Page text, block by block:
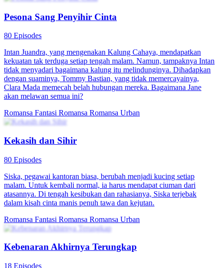
Pesona Sang Penyihir Cinta
80 Episodes
Intan Juandra, yang mengenakan Kalung Cahaya, mendapatkan
kekuatan tak terduga setiap tengah malam. Namun, tampaknya Intan
tidak menyadari bagaimana kalung itu melindunginya. Dihadapkan
dengan suaminya, Tommy Bastian, yang tidak memercayainya,
Clara Mada memecah belah hubungan mereka. Bagaimana Jane
akan melawan semua ini?
Romansa Fantasi Romansa Romansa Urban
Kekasih dan Sihir
80 Episodes
Siska, pegawai kantoran biasa, berubah menjadi kucing setiap
malam. Untuk kembali normal, ia harus mendapat ciuman dari
atasannya. Di tengah kesibukan dan rahasianya, Siska terjebak
dalam kisah cinta manis penuh tawa dan kejutan.
Romansa Fantasi Romansa Romansa Urban
Kebenaran Akhirnya Terungkap
18 Episodes